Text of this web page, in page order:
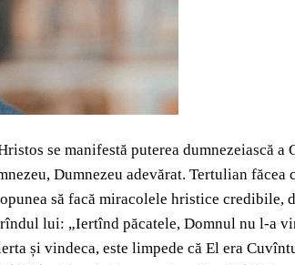
se manifestă puterea dumnezeiască a
Dumnezeu adevărat. Tertulian
să facă miracolele hristice credibile,
lui: „Iertînd păcatele, Domnul nu l-a
și vindeca, este limpede că El era